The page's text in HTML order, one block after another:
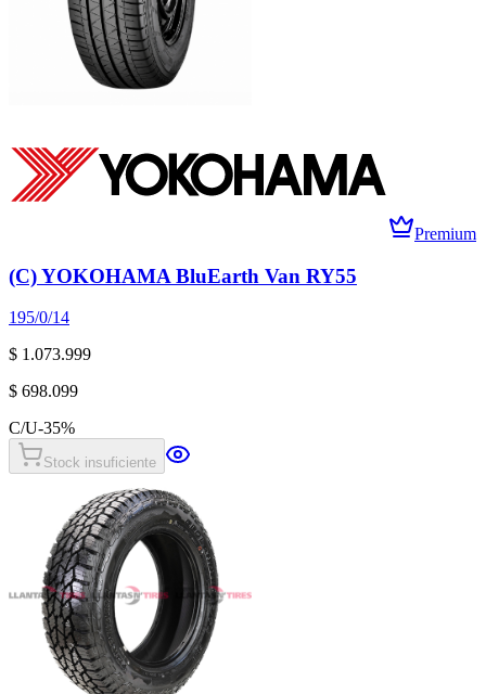
Premium
(C) YOKOHAMA BluEarth Van RY55
195/0/14
$ 1.073.999
$ 698.099
C/U-35%
Stock insuficiente